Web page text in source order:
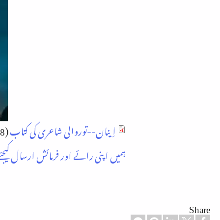
اِینان--توروالی شاعری کی کتاب(12.08 میگا بائٹ)
ہمیں اپنی رائے اور فرمائش ارسال
Share